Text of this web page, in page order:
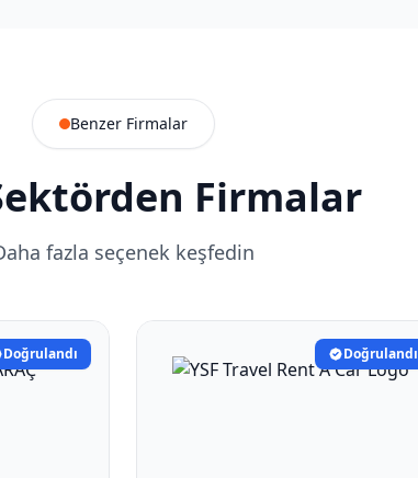
Benzer Firmalar
Firmalar
fazla seçenek keşfedin
Doğrulandı Doğrulandı